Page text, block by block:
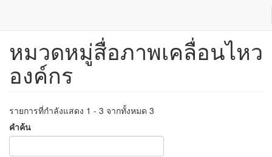
ข้าม
เนื้อหา
หมวดหมู่สื่อภาพเคลื่อนไหว
องค์กร
รายการที่กำลังแสดง 1 - 3 จากทั้งหมด 3
คำค้น